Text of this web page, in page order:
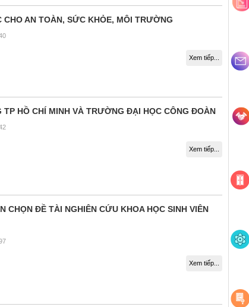
AN TOÀN, SỨC KHỎE, MÔI TRƯỜNG
Xem tiếp...
HỒ CHÍ MINH VÀ TRƯỜNG ĐẠI HỌC CÔNG ĐOÀN
Xem tiếp...
ĐỀ TÀI NGHIÊN CỨU KHOA HỌC SINH VIÊN
Xem tiếp...